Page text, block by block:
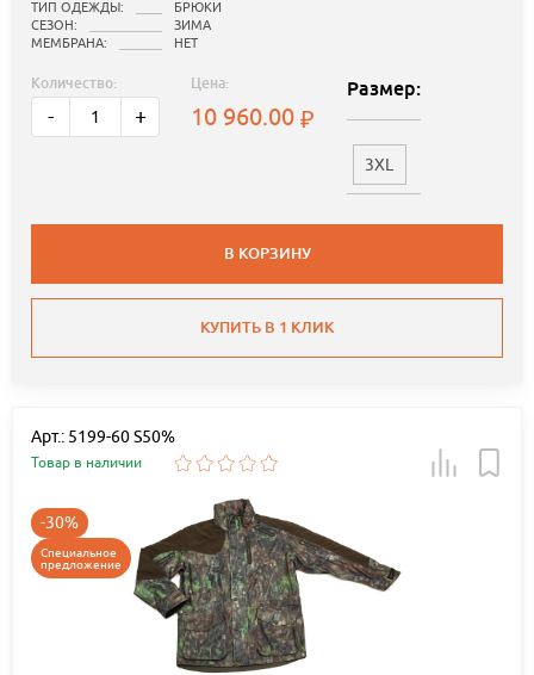
ТИП ОДЕЖДЫ:
БРЮКИ
СЕЗОН:
ЗИМА
МЕМБРАНА:
НЕТ
Количество:
- +
Цена:
10 960.00
Размер:
3XL
В КОРЗИНУ
КУПИТЬ В 1 КЛИК
Арт.: 5199-60 S50%
Товар в наличии
-30%
Специальное
предложение